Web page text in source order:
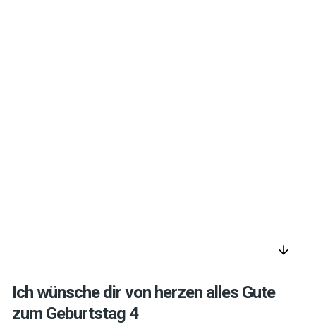
arrow_downward
Ich wünsche dir von herzen alles Gute
zum Geburtstag 4